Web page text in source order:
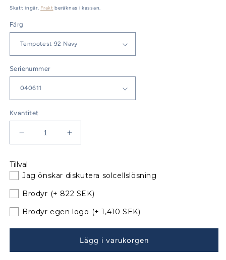
pris
Skatt ingår. Frakt beräknas i kassan.
Färg
Serienummer
Kvantitet
Minska
kvantitet
Bavaria
35
Match
Sittbrunnskapell
Classic
Öka
kvantitet
35
Match
Sittbrunnskapell
Classic
bågar
Tillval
Jag önskar diskutera solcellslösning
Brodyr (+ 822 SEK)
Brodyr egen logo (+ 1,410 SEK)
Lägg i varukorgen